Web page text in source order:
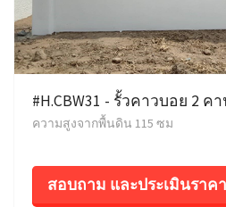
#H.CBW31 - รั้วคาวบอย 2 ค
ความสูงจากพื้นดิน 115 ซม
สอบถาม และประเมินราคา